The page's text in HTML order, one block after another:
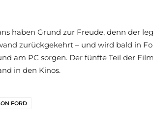
haben Grund zur Freude, denn der
zurückgekehrt – und wird bald in
am PC sorgen. Der fünfte Teil der
in den Kinos.
FORD